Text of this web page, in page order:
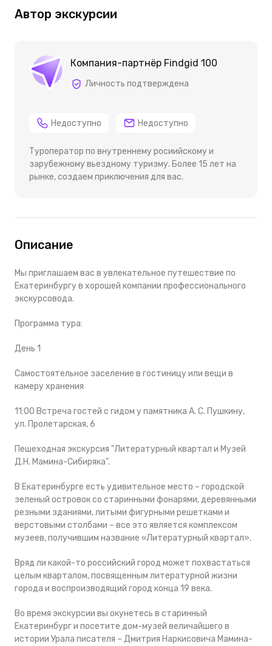
Автор экскурсии
Компания-партнёр Findgid 100
Личность подтверждена
Недоступно Недоступно
Туроператор по внутреннему росиийскому и
зарубежному вьездному туризму. Более 15 лет на
рынке, создаем приключения для вас.
Описание
Мы приглашаем вас в увлекательное путешествие по
Екатеринбургу в хорошей компании профессионального
экскурсовода.
Программа тура:
День 1
Самостоятельное заселение в гостиницу или вещи в
камеру хранения
11:00 Встреча гостей с гидом у памятника А. С. Пушкину,
ул. Пролетарская, 6
Пешеходная экскурсия "Литературный квартал и Музей
Д.Н. Мамина-Сибиряка".
В Екатеринбурге есть удивительное место – городской
зеленый островок со старинными фонарями, деревянными
резными зданиями, литыми фигурными решетками и
верстовыми столбами – все это является комплексом
музеев, получившим название «Литературный квартал».
Вряд ли какой-то российский город может похвастаться
целым кварталом, посвященным литературной жизни
города и воспроизводящий город конца 19 века.
Во время экскурсии вы окунетесь в старинный
Екатеринбург и посетите дом-музей величайшего в
истории Урала писателя – Дмитрия Наркисовича Мамина-